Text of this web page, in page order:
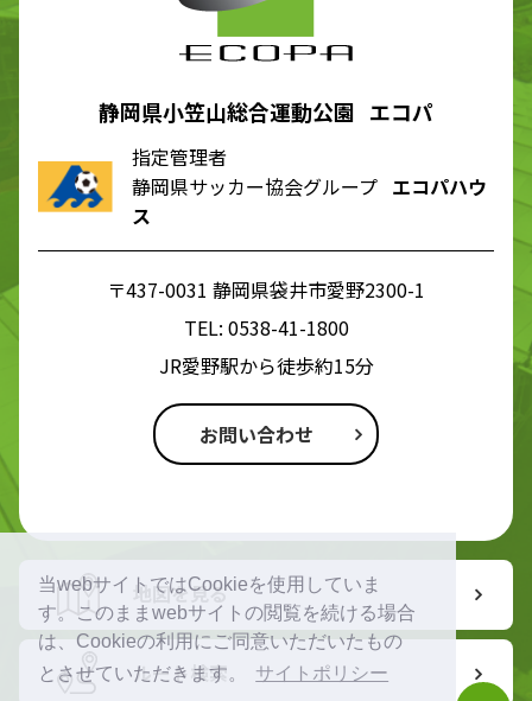
当webサイトではCookieを使用していま
す。このままwebサイトの閲覧を続ける場合
は、Cookieの利用にご同意いただいたもの
とさせていただきます。
サイトポリシー
静岡県小笠山総合運動公園 エコパ
指定管理者
静岡県サッカー協会グループ エコパハウ
ス
〒437-0031 静岡県袋井市愛野2300-1
TEL: 0538-41-1800
JR愛野駅から徒歩約15分
お問い合わせ
地図を見る
ルート検索